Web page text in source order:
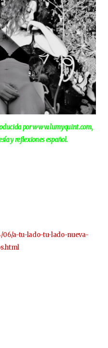
por www.lumyquint.com,
y reflexiones español.
06/a-tu-lado-tu-lado-nueva-